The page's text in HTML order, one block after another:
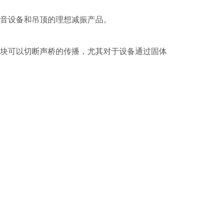
设备和吊顶的理想减振产品。
可以切断声桥的传播，尤其对于设备通过固体